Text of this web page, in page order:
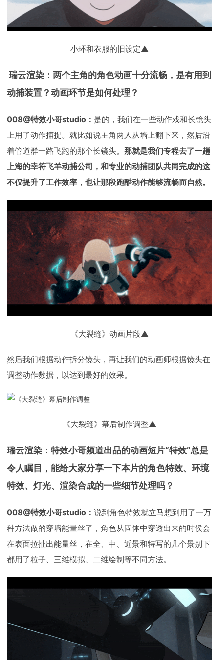
小环和衣服的旧设定▲
瑞云渲染：两个主角的角色动画十分流畅，是有用到
动捕装置？动画环节是如何处理？
008@特效小哥studio： 是的，我们在一些动作戏和长镜头
上用了动作捕捉。就比如说主角两人从墙上翻下来，然后沿
着管道群一路飞跑的那个长镜头。 那就是我们专程去了一趟
上海的幸符飞羊动捕公司，和专业的动捕团队共同完成的这
不仅提升了工作效率，也让那段跑酷动作能够流畅而自然。
《大裂缝》动画片段▲
然后我们根据动作拆分镜头，再让我们的动画师根据镜头在
调整动作数据，以达到最好的效果。
《大裂缝》幕后制作调整▲
瑞云渲染：特效小哥频道出品的动画短片“特效”总是
令人瞩目，能给大家分享一下本片的角色特效、环境
特效、灯光、渲染合成的一些细节处理吗？
008@特效小哥studio： 说到角色特效就立马想到用了一万
种方法做的穿墙能量丝了，角色从固体中穿透出来的时候会
在表面拉扯出能量丝，在全、中、近景和特写的几个景别下
都用了粒子、三维模拟、二维绘制等不同方法。